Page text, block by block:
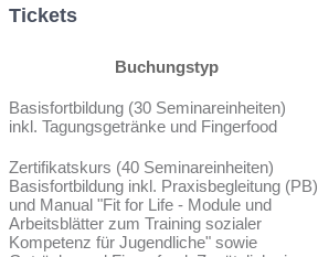
Tickets
Buchungstyp
Basisfortbildung (30 Seminareinheiten)
inkl. Tagungsgetränke und Fingerfood
Zertifikatskurs (40 Seminareinheiten)
Basisfortbildung inkl. Praxisbegleitung (PB)
und Manual "Fit for Life - Module und
Arbeitsblätter zum Training sozialer
Kompetenz für Jugendliche" sowie